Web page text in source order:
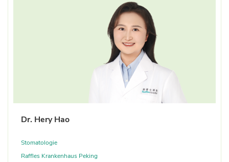
Dr. Hery Hao
Stomatologie
Raffles Krankenhaus Peking